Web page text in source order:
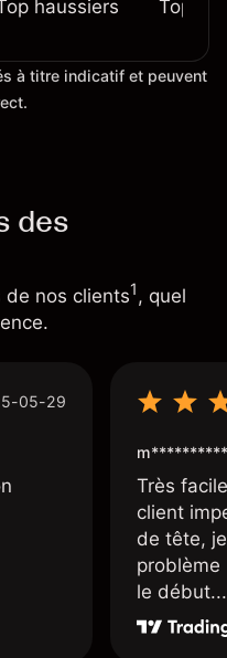
haussiers Top
à titre indicatif et peuvent
des
de nos clients1, quel
05-29
m**********
Très
client
de tête,
problème
le début...